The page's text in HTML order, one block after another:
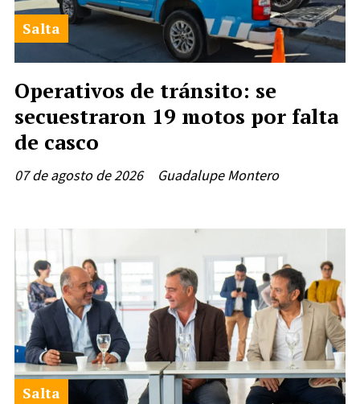
Operativos de tránsito: se
secuestraron 19 motos por falta
de casco
Guadalupe Montero
Salta
07 de agosto de 2026
Salta